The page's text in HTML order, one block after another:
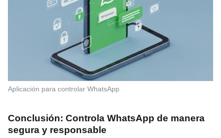
Aplicación para controlar WhatsApp
Conclusión: Controla WhatsApp de manera
segura y responsable